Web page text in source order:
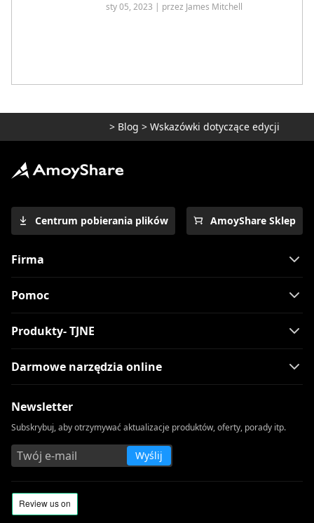
sty 05, 2023 | przez James Mitchell
> Blog > Wskazówki dotyczące edycji
Centrum pobierania plików AmoyShare Sklep
Firma
Pomoc
Produkty- TJNE
Darmowe narzędzia online
Newsletter
Subskrybuj, aby otrzymywać aktualizacje produktów, oferty, porady itp.
Wyślij